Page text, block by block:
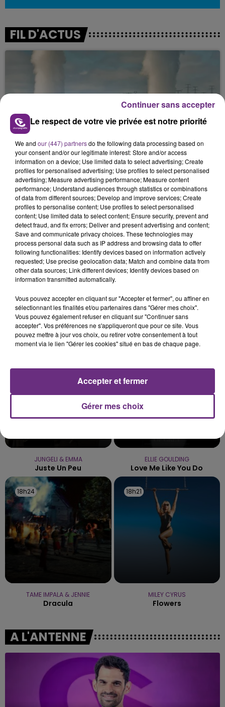
FIL D'ACTUS
LA CENTRALE NUCLÉAIRE DE CHOOZ
TOUJOURS À L'ARRÊT
Cela fait déjà une semaine que la centrale
nucléaire ardennaise est à l'arrêt. Une situation
justifiée par la sécheresse intense qui est toujours
présente.
LE MAGASIN JOUÉCLUB DE REIMS FERME
SES PORTES
rémois. Le magasin JouéClub est contraint de
fermer ses portes.
TITRES DIFFUSÉS
JUNGELI & EMMA
Juste Un Peu
ELLIE GOULDING
Love Me Like You Do
18h24
18h24
TAME IMPALA & JENNIE
Dracula
18h21
18h21
MILEY CYRUS
Flowers
A L'ANTENNE
Le respect de votre vie privée est notre priorité
We and our (447) partnersdo the following data processing based on
your consent and/or our legitimate interest: Store and/or access
information on a device; Use limited data to select advertising; Create
profiles for personalised advertising; Use profiles to select personalised
advertising; Measure advertising performance; Measure content
performance; Understand audiences through statistics or combinations
of data from different sources; Develop and improve services; Create
profiles to personalise content; Use profiles to select personalised
content; Use limited data to select content; Ensure security, prevent and
detect fraud, and fix errors; Deliver and present advertising and content;
Save and communicate privacy choices. These technologies may
process personal data such as IP address and browsing data to offer
following functionalities: Identify devices based on information actively
requested; Use precise geolocation data; Match and combine data from
other data sources; Link different devices; Identify devices based on
information transmitted automatically.
Vous pouvez accepter en cliquant sur "Accepter et fermer", ou affiner en
sélectionnant les finalités et/ou partenaires dans "Gérer mes choix".
Vous pouvez également refuser en cliquant sur "Continuer sans
accepter". Vos préférences ne s'appliqueront que pour ce site. Vous
pouvez mettre à jour vos choix, ou retirer votre consentement à tout
moment via le lien "Gérer les cookies" situé en bas de chaque page.
Gérer mes choix
Accepter et fermer
Continuer sans accepter